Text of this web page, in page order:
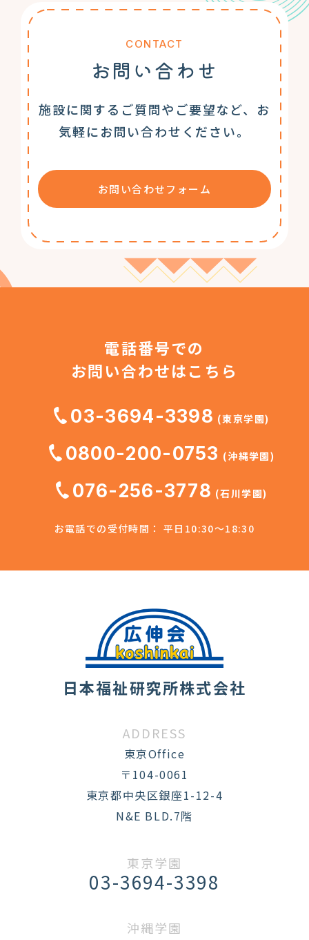
CONTACT
お問い合わせ
施設に関するご質問やご要望など、お
気軽にお問い合わせください。
お問い合わせフォーム
電話番号での
お問い合わせはこちら
03-3694-3398 (東京学園)
0800-200-0753 (沖縄学園)
076-256-3778 (石川学園)
お電話での受付時間： 平日10:30～18:30
日本福祉研究所株式会社
ADDRESS
東京Office
〒104-0061
東京都中央区銀座1-12-4
N&E BLD.7階
東京学園
03-3694-3398
沖縄学園